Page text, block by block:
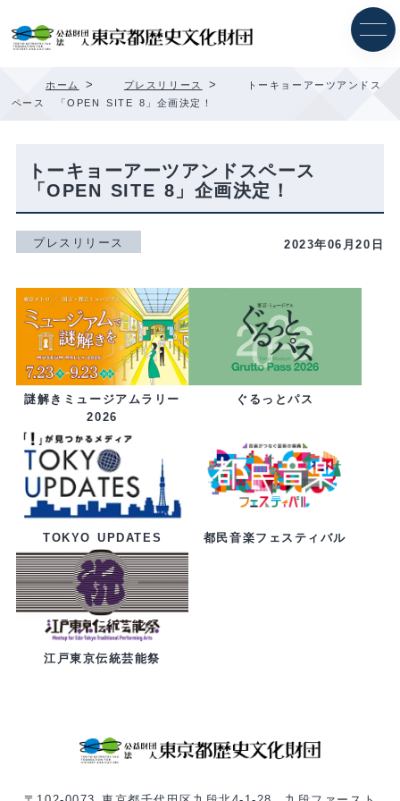
ホーム > プレスリリース >
トーキョーアーツアンドス
ペース 「OPEN SITE 8」企画決定！
トーキョーアーツアンドスペース
「OPEN SITE 8」企画決定！
プレスリリース 2023年06月20日
謎解きミュージアムラリー
2026
ぐるっとパス
TOKYO UPDATES 都民音楽フェスティバル
江戸東京伝統芸能祭